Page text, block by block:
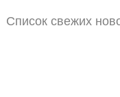
Список свежих